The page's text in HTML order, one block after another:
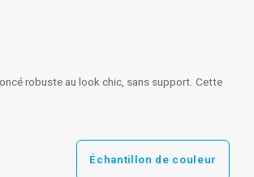
robuste au look chic, sans support. Cette
Échantillon de couleur